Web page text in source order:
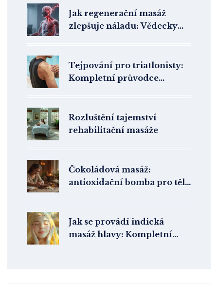
Jak regenerační masáž
zlepšuje náladu: Vědecky
Tejpování pro triatlonisty:
Kompletní průvodce
Rozluštění tajemství
rehabilitační masáže
Čokoládová masáž:
antioxidační bomba pro tělo
Jak se provádí indická
masáž hlavy: Kompletní